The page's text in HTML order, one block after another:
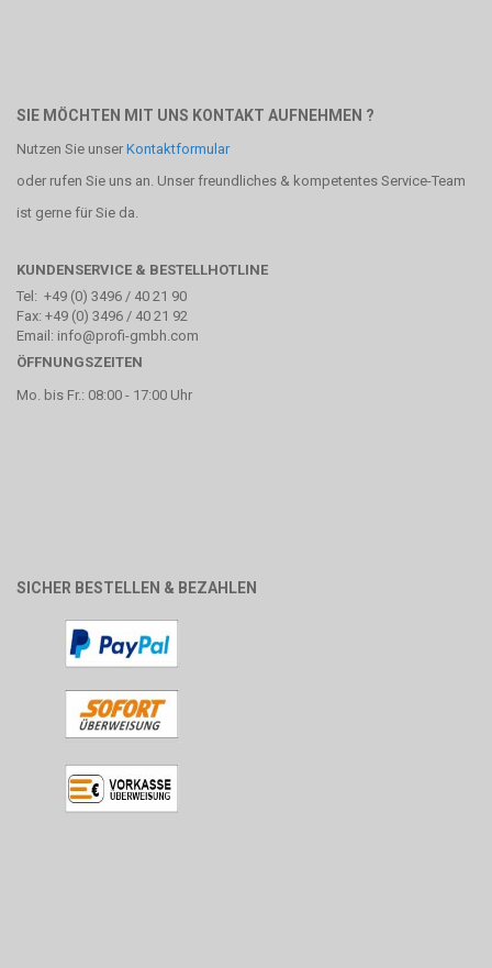
SIE MÖCHTEN MIT UNS KONTAKT AUFNEHMEN ?
Nutzen Sie unser Kontaktformular
oder rufen Sie uns an. Unser freundliches & kompetentes Service-Team
ist gerne für Sie da.
KUNDENSERVICE & BESTELLHOTLINE
Tel: +49 (0) 3496 / 40 21 90
Fax: +49 (0) 3496 / 40 21 92
Email: info@profi-gmbh.com
ÖFFNUNGSZEITEN
Mo. bis Fr.: 08:00 - 17:00 Uhr
SICHER BESTELLEN & BEZAHLEN